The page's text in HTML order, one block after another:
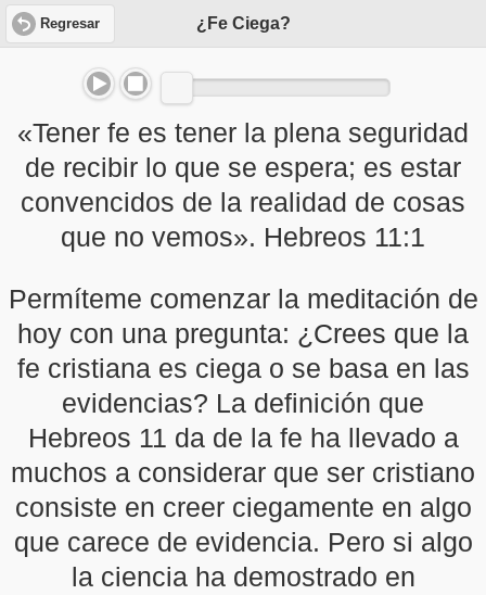
Regresar ¿Fe Ciega?
«Tener fe es tener la plena seguridad
de recibir lo que se espera; es estar
convencidos de la realidad de cosas
que no vemos». Hebreos 11:1
Permíteme comenzar la meditación de
hoy con una pregunta: ¿Crees que la
fe cristiana es ciega o se basa en las
evidencias? La definición que
Hebreos 11 da de la fe ha llevado a
muchos a considerar que ser cristiano
consiste en creer ciegamente en algo
que carece de evidencia. Pero si algo
la ciencia ha demostrado en